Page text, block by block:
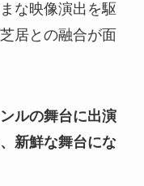
な映像演出を駆
居との融合が面
ルの舞台に出演
新鮮な舞台にな